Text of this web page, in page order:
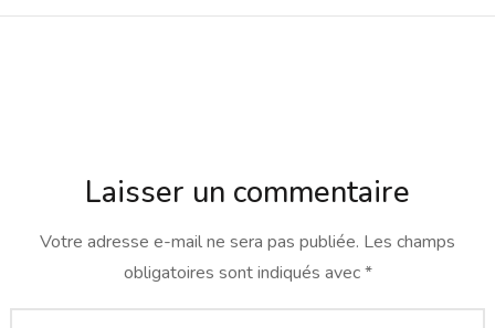
Laisser un commentaire
Votre adresse e-mail ne sera pas publiée. Les champs
obligatoires sont indiqués avec*